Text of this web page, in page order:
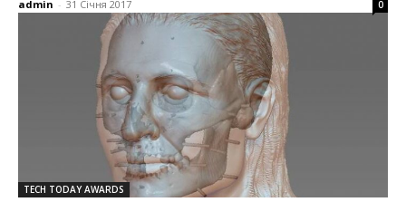
admin - 31 Січня 2017 0
TECH TODAY AWARDS